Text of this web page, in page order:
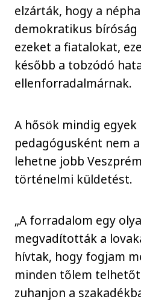
elzárták, hogy a
demokratikus
ezeket a fiatalokat,
később a tobzódó
ellenforradalmárnak.
A hősök mindig
pedagógusként nem
lehetne jobb
történelmi küldetést.
„A forradalom egy
megvadították a
hívtak, hogy fogjam
minden tőlem
zuhanjon a